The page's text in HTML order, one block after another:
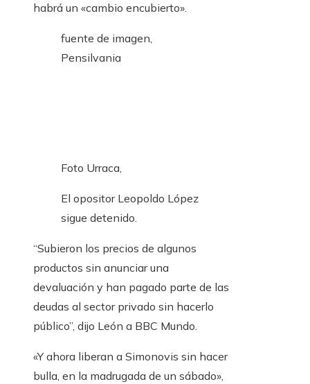
habrá un «cambio encubierto».
fuente de imagen,
Pensilvania
Foto Urraca,
El opositor Leopoldo López
sigue detenido.
“Subieron los precios de algunos
productos sin anunciar una
devaluación y han pagado parte de las
deudas al sector privado sin hacerlo
público”, dijo León a BBC Mundo.
«Y ahora liberan a Simonovis sin hacer
bulla, en la madrugada de un sábado»,